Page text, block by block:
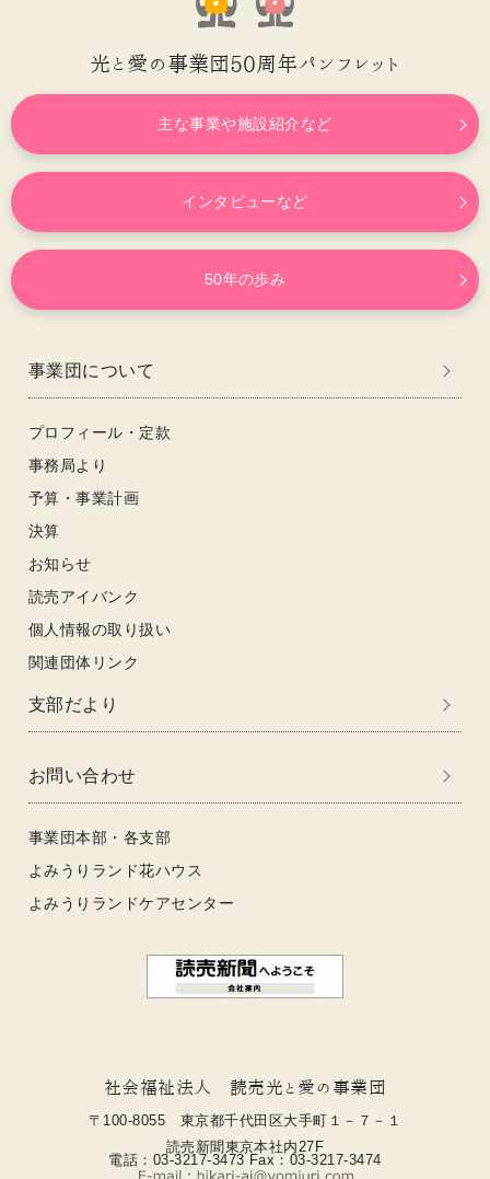
光と愛の事業団50周年パンフレット
主な事業や施設紹介など
インタビューなど
50年の歩み
事業団について
プロフィール・定款
事務局より
予算・事業計画
決算
お知らせ
読売アイバンク
個人情報の取り扱い
関連団体リンク
支部だより
お問い合わせ
事業団本部・各支部
よみうりランド花ハウス
よみうりランドケアセンター
社会福祉法人 読売光と愛の事業団
〒100-8055 東京都千代田区大手町１－７－１
読売新聞東京本社内27F
電話：03-3217-3473 Fax：03-3217-3474